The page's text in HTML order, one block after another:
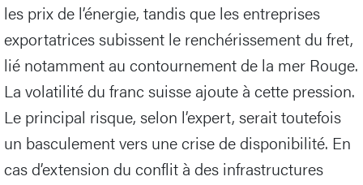
les prix de l’énergie, tandis que les entreprises
exportatrices subissent le renchérissement du fret,
lié notamment au contournement de la mer Rouge.
La volatilité du franc suisse ajoute à cette pression.
Le principal risque, selon l’expert, serait toutefois
un basculement vers une crise de disponibilité. En
cas d’extension du conflit à des infrastructures